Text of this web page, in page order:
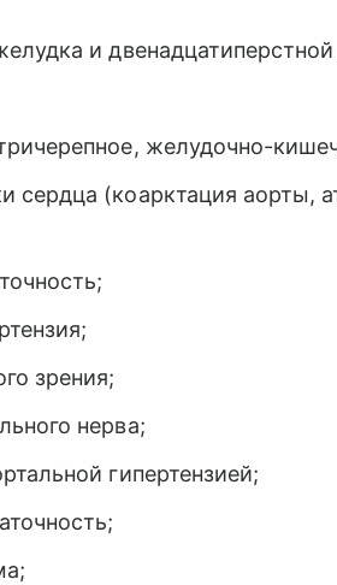
и
желудочно-
сердца (коарктация аорты,
зрения;
нерва;
гипертензией;